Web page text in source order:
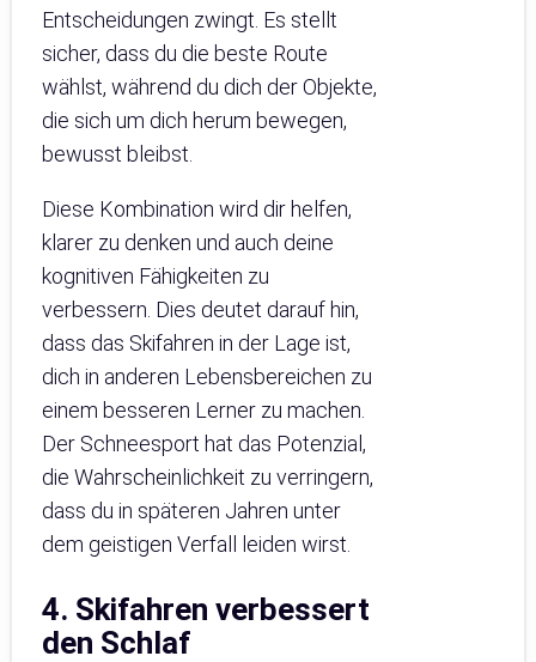
Entscheidungen zwingt. Es stellt
sicher, dass du die beste Route
wählst, während du dich der Objekte,
die sich um dich herum bewegen,
bewusst bleibst.
Diese Kombination wird dir helfen,
klarer zu denken und auch deine
kognitiven Fähigkeiten zu
verbessern. Dies deutet darauf hin,
dass das Skifahren in der Lage ist,
dich in anderen Lebensbereichen zu
einem besseren Lerner zu machen.
Der Schneesport hat das Potenzial,
die Wahrscheinlichkeit zu verringern,
dass du in späteren Jahren unter
dem geistigen Verfall leiden wirst.
4. Skifahren verbessert
den Schlaf